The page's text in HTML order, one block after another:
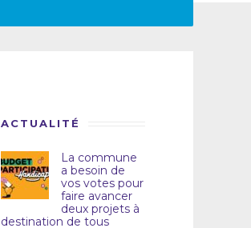
ACTUALITÉ
La commune
a besoin de
vos votes pour
faire avancer
deux projets à
destination de tous